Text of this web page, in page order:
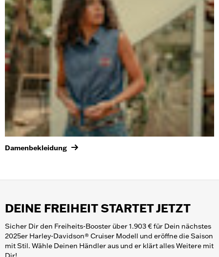
Damenbekleidung
DEINE FREIHEIT STARTET JETZT
Sicher Dir den Freiheits-Booster über 1.903 € für Dein nächstes
2025er Harley-Davidson® Cruiser Modell und eröffne die Saison
mit Stil. Wähle Deinen Händler aus und er klärt alles Weitere mit